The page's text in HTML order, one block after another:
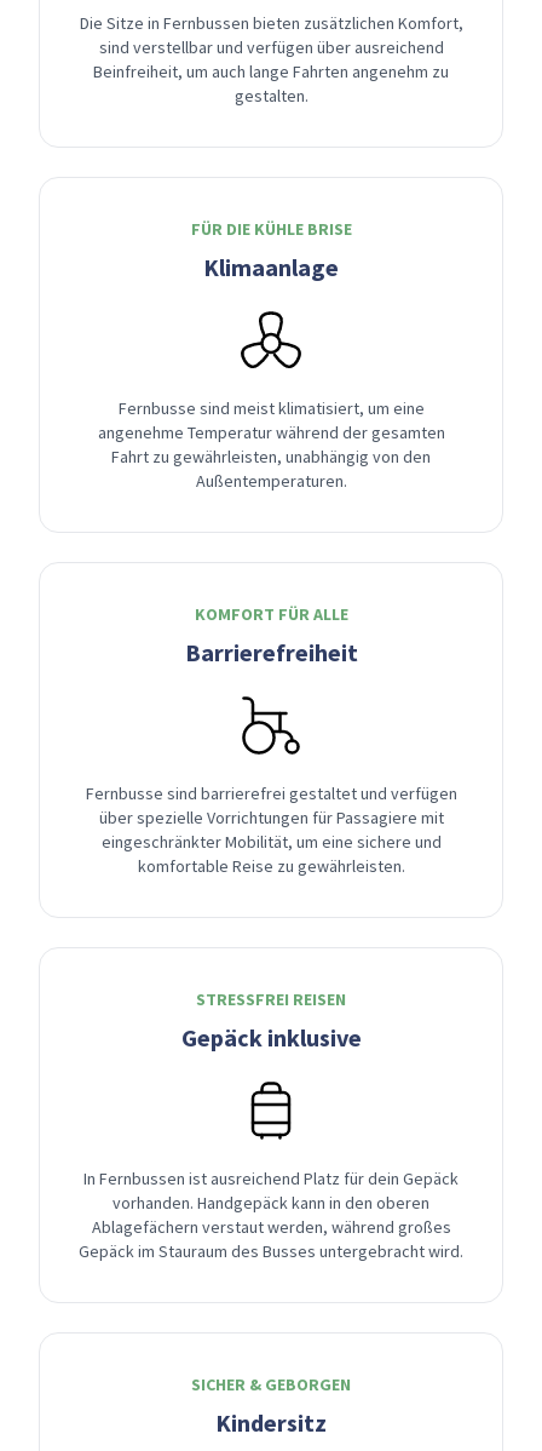
Die Sitze in Fernbussen bieten zusätzlichen Komfort,
sind verstellbar und verfügen über ausreichend
Beinfreiheit, um auch lange Fahrten angenehm zu
gestalten.
FÜR DIE KÜHLE BRISE
Klimaanlage
Fernbusse sind meist klimatisiert, um eine
angenehme Temperatur während der gesamten
Fahrt zu gewährleisten, unabhängig von den
Außentemperaturen.
KOMFORT FÜR ALLE
Barrierefreiheit
Fernbusse sind barrierefrei gestaltet und verfügen
über spezielle Vorrichtungen für Passagiere mit
eingeschränkter Mobilität, um eine sichere und
komfortable Reise zu gewährleisten.
STRESSFREI REISEN
Gepäck inklusive
In Fernbussen ist ausreichend Platz für dein Gepäck
vorhanden. Handgepäck kann in den oberen
Ablagefächern verstaut werden, während großes
Gepäck im Stauraum des Busses untergebracht wird.
SICHER & GEBORGEN
Kindersitz